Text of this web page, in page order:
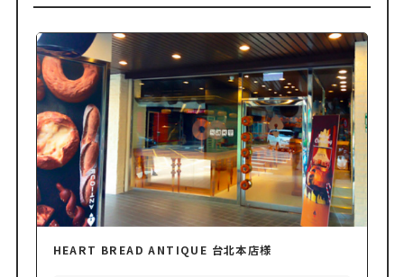
HEART BREAD ANTIQUE 台北本店様